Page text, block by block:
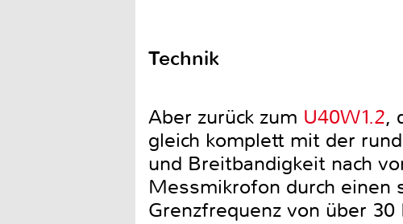
Technik
Aber zurück zum U40W1.2,
gleich komplett mit der
und Breitbandigkeit nach
Messmikrofon durch
Grenzfrequenz von über